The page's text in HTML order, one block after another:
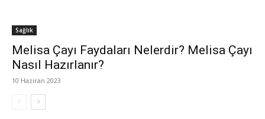
Sağlık
Melisa Çayı Faydaları Nelerdir? Melisa Çayı
Nasıl Hazırlanır?
10 Haziran 2023